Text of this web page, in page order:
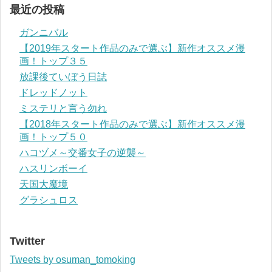
最近の投稿
ガンニバル
【2019年スタート作品のみで選ぶ】新作オススメ漫
画！トップ３５
放課後ていぼう日誌
ドレッドノット
ミステリと言う勿れ
【2018年スタート作品のみで選ぶ】新作オススメ漫
画！トップ５０
ハコヅメ～交番女子の逆襲～
ハスリンボーイ
天国大魔境
グラシュロス
Twitter
Tweets by osuman_tomoking